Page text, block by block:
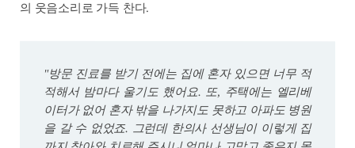
의 웃음소리로 가득 찬다.
"방문 진료를 받기 전에는 집에 혼자 있으면 너무 적
적해서 밤마다 울기도 했어요. 또, 주택에는 엘리베
이터가 없어 혼자 밖을 나가지도 못하고 아파도 병원
을 갈 수 없었죠. 그런데 한의사 선생님이 이렇게 집